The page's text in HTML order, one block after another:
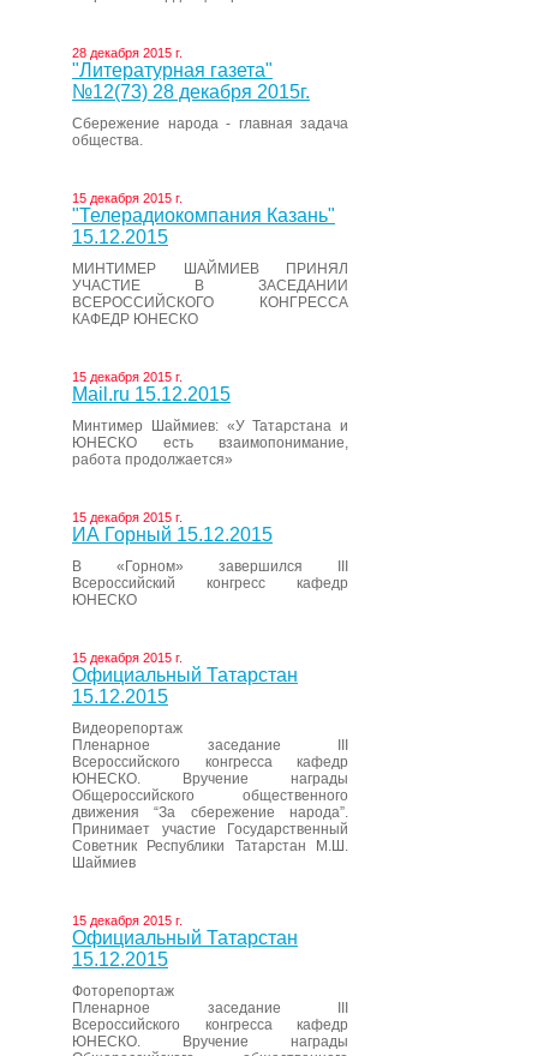
28 декабря 2015 г.
"Литературная газета"
№12(73) 28 декабря 2015г.
Сбережение народа - главная задача
общества.
15 декабря 2015 г.
"Телерадиокомпания Казань"
15.12.2015
МИНТИМЕР ШАЙМИЕВ ПРИНЯЛ
УЧАСТИЕ В ЗАСЕДАНИИ
ВСЕРОССИЙСКОГО КОНГРЕССА
КАФЕДР ЮНЕСКО
15 декабря 2015 г.
Mail.ru 15.12.2015
Минтимер Шаймиев: «У Татарстана и
ЮНЕСКО есть взаимопонимание,
работа продолжается»
15 декабря 2015 г.
ИА Горный 15.12.2015
В «Горном» завершился III
Всероссийский конгресс кафедр
ЮНЕСКО
15 декабря 2015 г.
Официальный Татарстан
15.12.2015
Видеорепортаж
Пленарное заседание III
Всероссийского конгресса кафедр
ЮНЕСКО. Вручение награды
Общероссийского общественного
движения “За сбережение народа”.
Принимает участие Государственный
Советник Республики Татарстан М.Ш.
Шаймиев
15 декабря 2015 г.
Официальный Татарстан
15.12.2015
Фоторепортаж
Пленарное заседание III
Всероссийского конгресса кафедр
ЮНЕСКО. Вручение награды